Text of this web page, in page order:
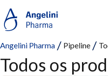
Angelini Pharma Pipeline
Todos os